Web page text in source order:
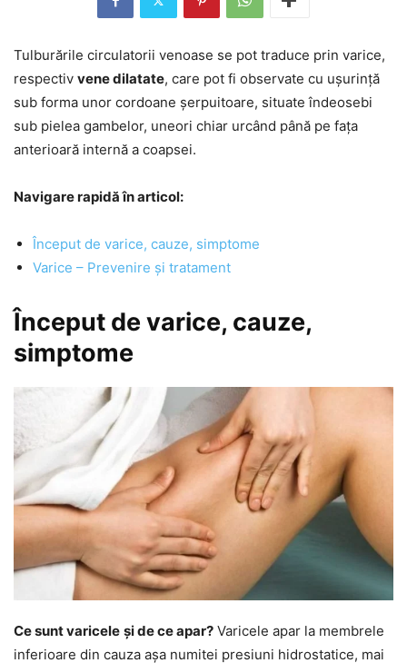
Tulburările circulatorii venoase se pot traduce prin varice,
respectiv vene dilatate, care pot fi observate cu ușurință
sub forma unor cordoane șerpuitoare, situate îndeosebi
sub pielea gambelor, uneori chiar urcând până pe fața
anterioară internă a coapsei.
Navigare rapidă în articol:
Început de varice, cauze, simptome
Varice – Prevenire și tratament
Început de varice, cauze,
simptome
Ce sunt varicele și de ce apar? Varicele apar la membrele
inferioare din cauza așa numitei presiuni hidrostatice, mai